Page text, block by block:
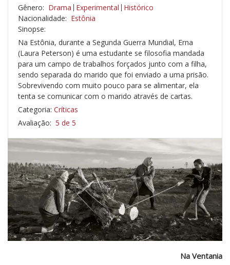
Gênero: Drama Experimental Histórico
Nacionalidade: Estônia
Sinopse:
Na Estônia, durante a Segunda Guerra Mundial, Erna
(Laura Peterson) é uma estudante se filosofia mandada
para um campo de trabalhos forçados junto com a filha,
sendo separada do marido que foi enviado a uma prisão.
Sobrevivendo com muito pouco para se alimentar, ela
tenta se comunicar com o marido através de cartas.
Categoria: Críticas
Avaliação: 5 de 5
Na Ventania